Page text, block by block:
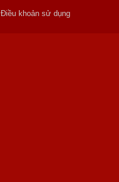
Điều khoản sử dụng